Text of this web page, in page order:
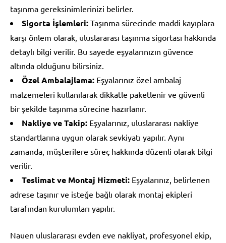
taşınma gereksinimlerinizi belirler.
Sigorta İşlemleri: Taşınma sürecinde maddi kayıplara
karşı önlem olarak, uluslararası taşınma sigortası hakkında
detaylı bilgi verilir. Bu sayede eşyalarınızın güvence
altında olduğunu bilirsiniz.
Özel Ambalajlama: Eşyalarınız özel ambalaj
malzemeleri kullanılarak dikkatle paketlenir ve güvenli
bir şekilde taşınma sürecine hazırlanır.
Nakliye ve Takip: Eşyalarınız, uluslararası nakliye
standartlarına uygun olarak sevkiyatı yapılır. Aynı
zamanda, müşterilere süreç hakkında düzenli olarak bilgi
verilir.
Teslimat ve Montaj Hizmeti: Eşyalarınız, belirlenen
adrese taşınır ve isteğe bağlı olarak montaj ekipleri
tarafından kurulumları yapılır.
Nauen uluslararası evden eve nakliyat, profesyonel ekip,